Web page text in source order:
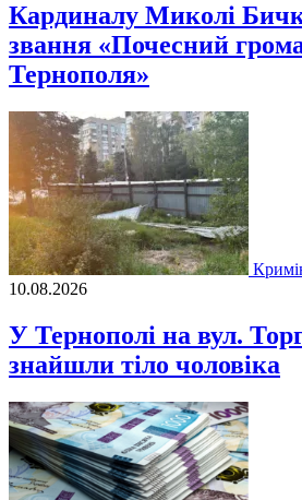
Кардиналу Миколі
звання «Почесний
Тернополя»
10.08.2026
У Тернополі на вул.
знайшли тіло чоловіка